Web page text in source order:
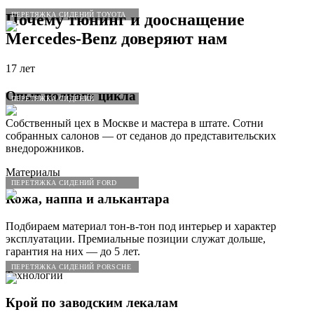
ПЕРЕТЯЖКА СИДЕНИЙ TOYOTA
ПЕРЕТЯЖКА СИДЕНИЙ
ПЕРЕТЯЖКА СИДЕНИЙ FORD
ПЕРЕТЯЖКА СИДЕНИЙ PORSCHE
Почему тюнинг и дооснащение
Mercedes-Benz доверяют нам
17 лет
Опыт полного цикла
Собственный цех в Москве и мастера в штате. Сотни
собранных салонов — от седанов до представительских
внедорожников.
Материалы
Кожа, наппа и алькантара
Подбираем материал тон-в-тон под интерьер и характер
эксплуатации. Премиальные позиции служат дольше,
гарантия на них — до 5 лет.
Технологии
Крой по заводским лекалам